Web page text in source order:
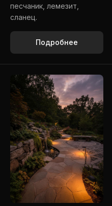
песчаник, лемезит,
сланец.
Подробнее